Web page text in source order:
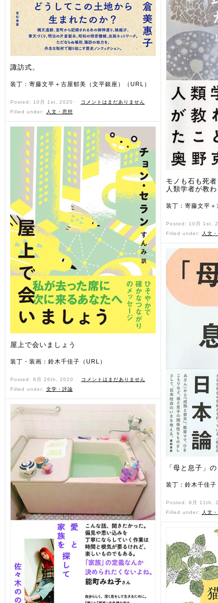
諏訪式。
装丁：寄藤文平＋古屋郁美（文平銀座）（URL）
Posted: 10月 1st, 2020 ˑ
コメントはまだありません
Filled under:
人文・思想
屋上で会いましょう
装丁・装画：鈴木千佳子（URL）
Posted: 8月 26th, 2020 ˑ
コメントはまだありません
Filled under: 文学・評論
モノも石も死
人類学者が教
装丁：寄藤文平
Posted: 10月 1st,
Filled under:
人文
「母と息子」
装丁：鈴木千佳
Posted: 8月 11th,
Filled under:
人文